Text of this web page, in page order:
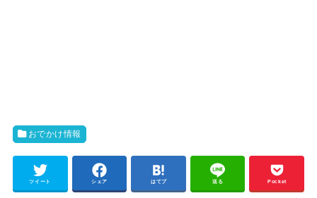
おでかけ情報
ツイート シェア はてブ 送る Pocket